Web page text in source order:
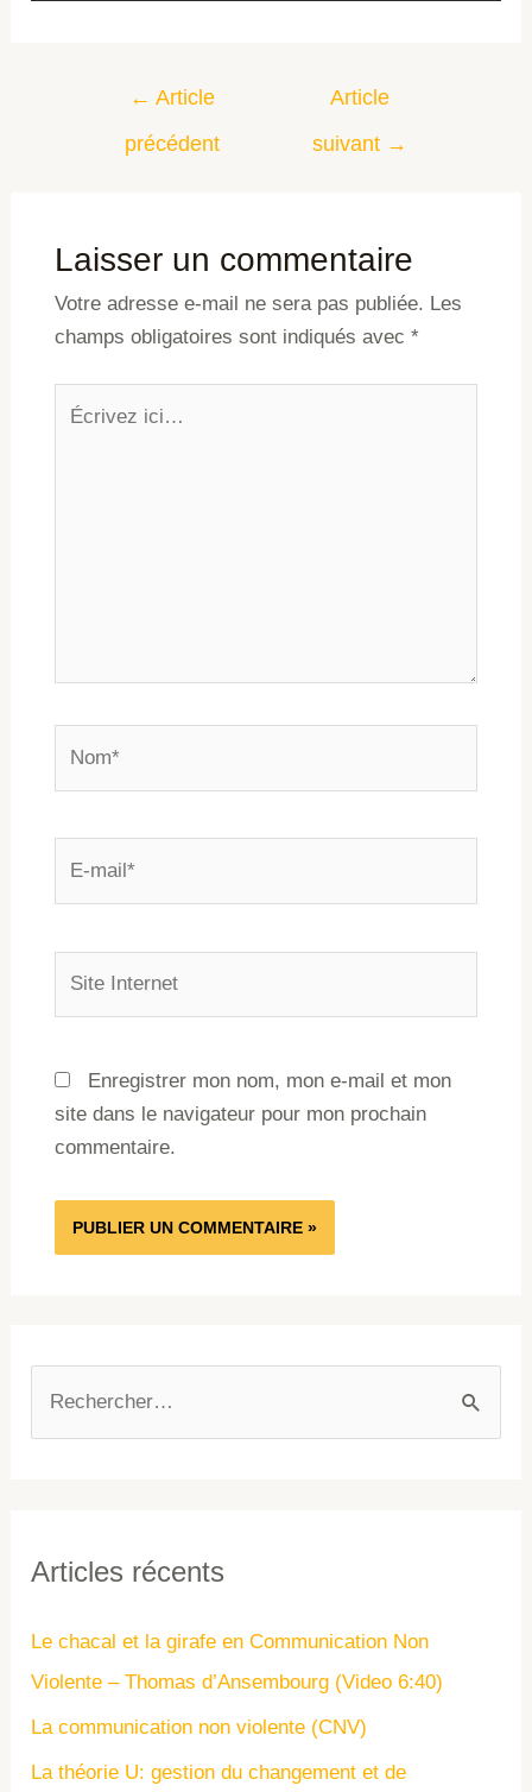
← Article
précédent
Article
suivant →
Laisser un commentaire
Votre adresse e-mail ne sera pas publiée. Les
champs obligatoires sont indiqués avec *
Enregistrer mon nom, mon e-mail et mon
site dans le navigateur pour mon prochain
commentaire.
Articles récents
Le chacal et la girafe en Communication Non
Violente – Thomas d’Ansembourg (Video 6:40)
La communication non violente (CNV)
La théorie U: gestion du changement et de